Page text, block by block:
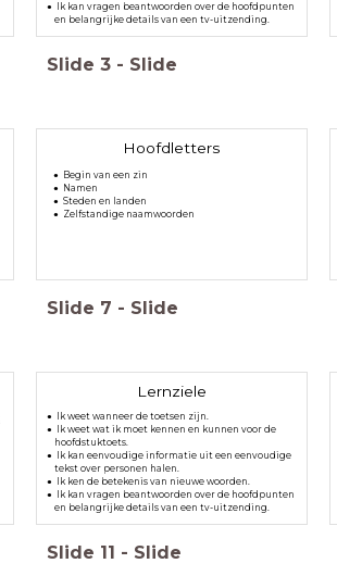
Ik kan vragen beantwoorden over de hoofdpunten
en belangrijke details van een tv-uitzending.
Slide 3 - Slide
Hoofdletters
Begin van een zin
Namen
Steden en landen
Zelfstandige naamwoorden
Slide 7 - Slide
Lernziele
Ik weet wanneer de toetsen zijn.
Ik weet wat ik moet kennen en kunnen voor de
hoofdstuktoets.
Ik kan eenvoudige informatie uit een eenvoudige
tekst over personen halen.
Ik ken de betekenis van nieuwe woorden.
Ik kan vragen beantwoorden over de hoofdpunten
en belangrijke details van een tv-uitzending.
Slide 11 - Slide